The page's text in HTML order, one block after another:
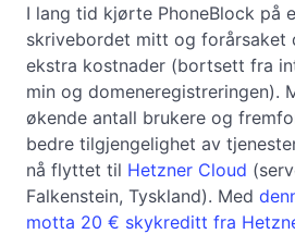
I lang tid kjørte PhoneBlock på
skrivebordet mitt og forårsaket
ekstra kostnader (bortsett fra
min og domeneregistreringen).
økende antall brukere og
bedre tilgjengelighet av
nå flyttet til Hetzner Cloud
Falkenstein, Tyskland). Med
motta 20 € skykreditt fra